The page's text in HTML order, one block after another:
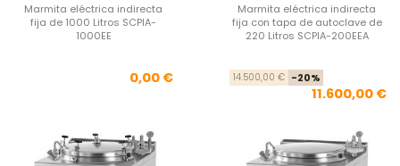
Marmita eléctrica indirecta
fija de 1000 Litros SCPIA-
1000EE
Precio
0,00 €
Marmita eléctrica indirecta
fija con tapa de autoclave de
220 Litros SCPIA-200EEA
14.500,00 € -20%
11.600,00 €